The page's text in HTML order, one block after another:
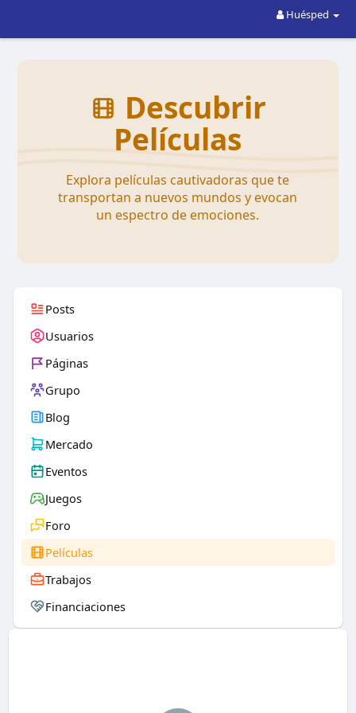
Huésped
Descubrir
Películas
Explora películas cautivadoras que te
transportan a nuevos mundos y evocan
un espectro de emociones.
Posts
Usuarios
Páginas
Grupo
Blog
Mercado
Eventos
Juegos
Foro
Películas
Trabajos
Financiaciones